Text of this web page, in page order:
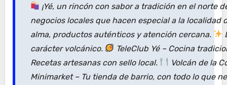
¡Yé, un rincón con sabor a tradición en el norte
negocios locales que hacen especial a la localidad
alma, productos auténticos y atención cercana.
carácter volcánico.
TeleClub Yé – Cocina
Recetas artesanas con sello local.
Volcán de la
Minimarket – Tu tienda de barrio, con todo lo que